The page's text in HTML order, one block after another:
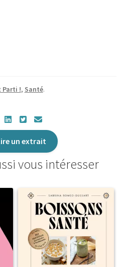
Parti !, Santé.
un extrait
vous intéresser